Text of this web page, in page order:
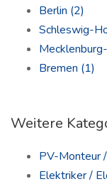
Berlin (2)
Schleswig-
Bremen (1)
Weitere
PV-Monteur
Elektriker /